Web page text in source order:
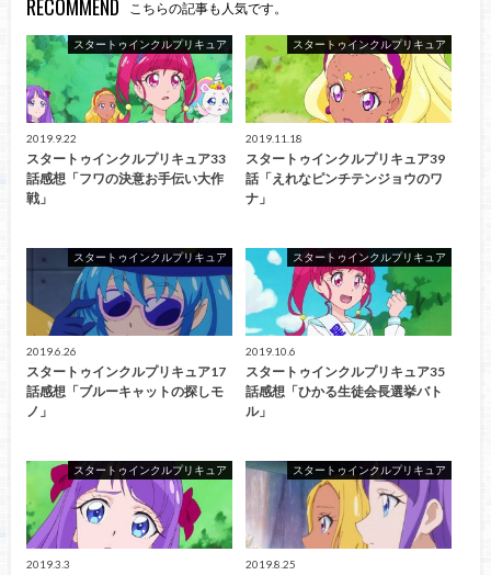
RECOMMEND こちらの記事も人気です。
スタートゥインクルプリキュア
2019.9.22
スタートゥインクルプリキュア33
話感想「フワの決意お手伝い大作
戦」
スタートゥインクルプリキュア
2019.11.18
スタートゥインクルプリキュア39
話「えれなピンチテンジョウのワ
ナ」
スタートゥインクルプリキュア
2019.6.26
スタートゥインクルプリキュア17
話感想「ブルーキャットの探しモ
ノ」
スタートゥインクルプリキュア
2019.10.6
スタートゥインクルプリキュア35
話感想「ひかる生徒会長選挙バト
ル」
スタートゥインクルプリキュア
2019.3.3
スタートゥインクルプリキュア
2019.8.25